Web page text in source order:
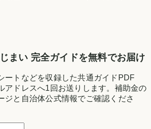
まい 完全ガイドを無料でお届け
ートなどを収録した共通ガイドPDF
アドレスへ1回お送りします。補助金の
ジと自治体公式情報でご確認くださ